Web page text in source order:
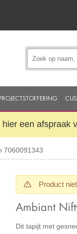
PROJECTSTOFFERING
hier een afspraak
7060091343
Product
Ambiant
Dit tapijt met